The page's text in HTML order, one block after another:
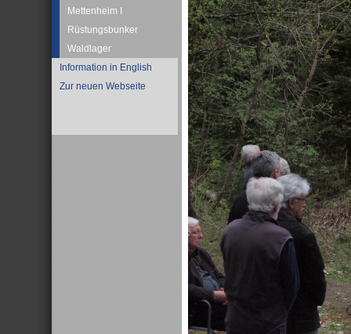
Mettenheim I
Rüstungsbunker
Waldlager
Information in English
Zur neuen Webseite